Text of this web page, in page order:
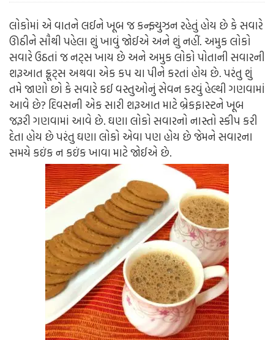
લોકોમાં એ વાતને લઈને ખૂબ જ કન્ફ્યુઝન રહેતું હોય છે કે સવારે
ઊઠીને સૌથી પહેલા શું ખાવું જોઈએ અને શું નહીં. અમુક લોકો
સવારે ઉઠતાં જ નટ્સ ખાય છે અને અમુક લોકો પોતાની સવારની
શરૂઆત ફ્રૂટ્સ અથવા એક કપ ચા પીને કરતાં હોય છે. પરંતુ શું
તમે જાણો છો કે સવારે કઈ વસ્તુઓનું સેવન કરવું હેલ્થી ગણવામાં
આવે છે? દિવસની એક સારી શરૂઆત માટે બ્રેકફાસ્ટને ખૂબ
જરૂરી ગણવામાં આવે છે. ઘણા લોકો સવારનો નાસ્તો સ્કીપ કરી
દેતા હોય છે પરંતુ ઘણા લોકો એવા પણ હોય છે જેમને સવારના
સમયે કઇંક ન કઇંક ખાવા માટે જોઈએ છે.